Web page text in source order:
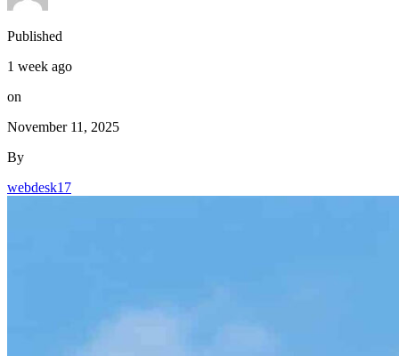
on
November 11, 2025
By
webdesk17